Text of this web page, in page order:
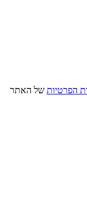
הפרטיות של האתר